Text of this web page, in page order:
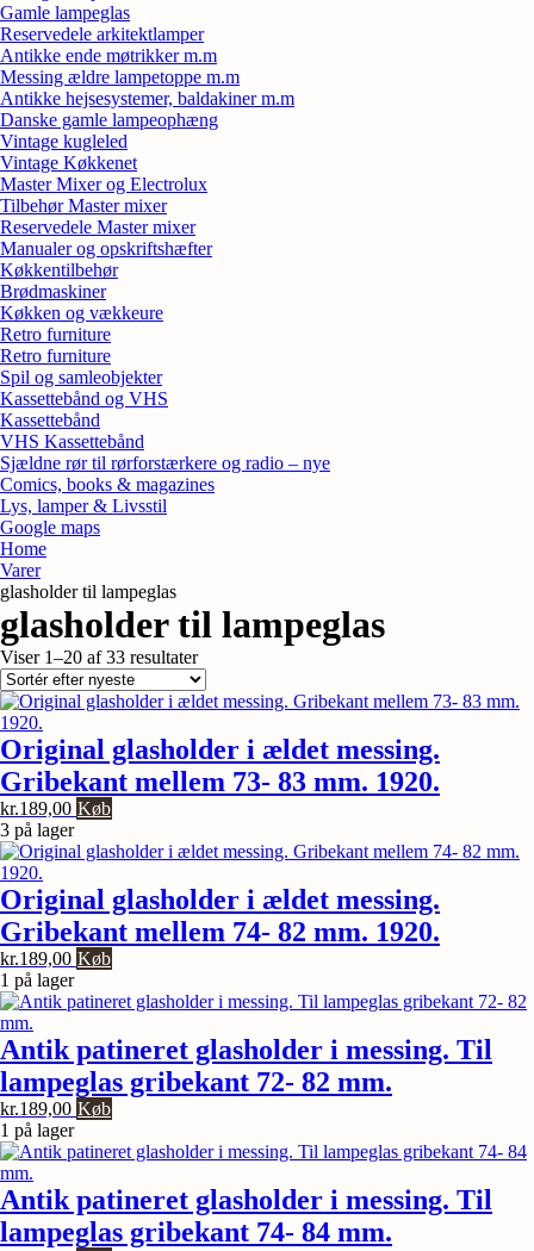
Gamle lampeglas
Reservedele arkitektlamper
Antikke ende møtrikker m.m
Messing ældre lampetoppe m.m
Antikke hejsesystemer, baldakiner m.m
Danske gamle lampeophæng
Vintage kugleled
Vintage Køkkenet
Master Mixer og Electrolux
Tilbehør Master mixer
Reservedele Master mixer
Manualer og opskriftshæfter
Køkkentilbehør
Brødmaskiner
Køkken og vækkeure
Retro furniture
Retro furniture
Spil og samleobjekter
Kassettebånd og VHS
Kassettebånd
VHS Kassettebånd
Sjældne rør til rørforstærkere og radio – nye
Comics, books & magazines
Lys, lamper & Livsstil
Google maps
Home
Varer
glasholder til lampeglas
glasholder til lampeglas
Viser 1–20 af 33 resultaterSorteret
efter
seneste
Original glasholder i ældet messing.
Gribekant mellem 73- 83 mm. 1920.
kr.189,00 Køb
3 på lager
Original glasholder i ældet messing.
Gribekant mellem 74- 82 mm. 1920.
kr.189,00 Køb
1 på lager
Antik patineret glasholder i messing. Til
lampeglas gribekant 72- 82 mm.
kr.189,00 Køb
1 på lager
Antik patineret glasholder i messing. Til
lampeglas gribekant 74- 84 mm.